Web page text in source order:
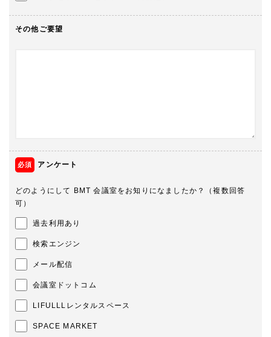
その他ご要望
アンケート
どのようにして BMT 会議室をお知りになましたか？（複数回答
可）
過去利用あり
検索エンジン
メール配信
会議室ドットコム
LIFULLLレンタルスペース
SPACE MARKET